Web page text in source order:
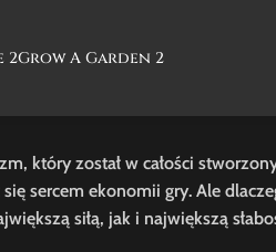
2Grow A Garden 2
który został w całości
sercem ekonomii gry. Ale
siłą, jak i największą